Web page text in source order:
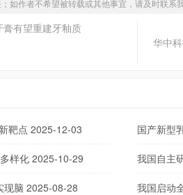
如作者不希望被转载或其他事宜，请及时联系
有望重建牙釉质
华中
靶点 2025-12-03 国产新型
样化 2025-10-29 我国自主
现脑 2025-08-28 我国启动